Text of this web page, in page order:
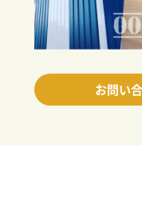
お問い